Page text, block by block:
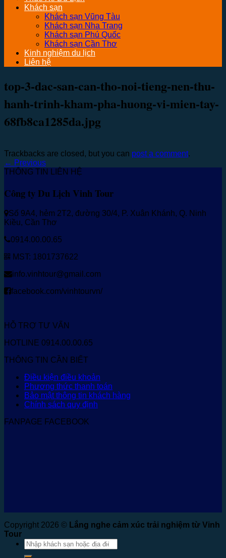
Khách sạn
Khách sạn Vũng Tàu
Khách sạn Nha Trang
Khách sạn Phú Quốc
Khách sạn Cần Thơ
Kinh nghiệm du lịch
Liên hệ
top-3-dac-san-can-tho-noi-tieng-nen-thu-
hanh-trinh-kham-pha-huong-vi-mien-tay-
68fb8ca1285da.jpg
Trackbacks are closed, but you can post a comment.
← Previous
THÔNG TIN LIÊN HỆ
Công ty Du Lịch Vinh Tour
Số 9A4, hẻm 2T2, đường 30/4, P. Xuân Khánh, Q. Ninh
Kiều, Cần Thơ
0914.00.00.65
MST: 1801737622
info.vinhtour@gmail.com
facebook.com/vinhtourvn/
HỖ TRỢ TƯ VẤN
HOTLINE 0914.00.00.65
THÔNG TIN CẦN BIẾT
Điều kiện điều khoản
Phương thức thanh toán
Bảo mật thông tin khách hàng
Chính sách quy định
FANPAGE FACEBOOK
Copyright 2026 © Lắng nghe cảm xúc trải nghiệm từ Vinh
Tour
Tìm
kiếm: